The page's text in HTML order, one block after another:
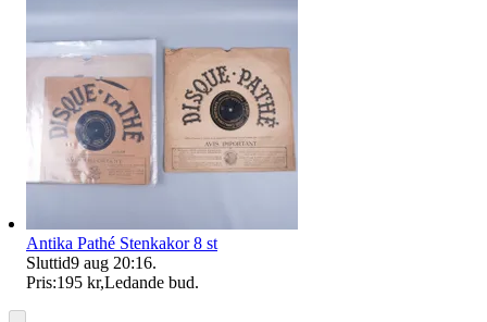
Antika Pathé Stenkakor 8 st
Sluttid9 aug 20:16.
Pris:195 kr,Ledande bud.